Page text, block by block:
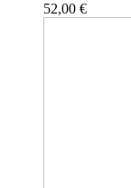
52,00 €